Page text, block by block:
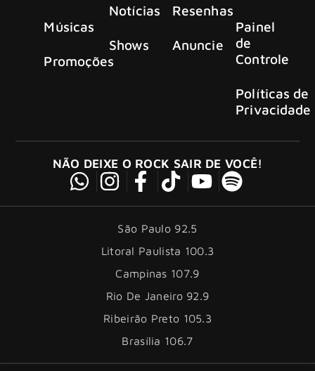
Músicas
Promoções
Notícias
Shows
Resenhas
Anuncie
Painel
de
Controle
Políticas de
Privacidade
NÃO DEIXE O ROCK SAIR DE VOCÊ!
São Paulo 92.5
Litoral Paulista 100.3
Campinas 107.9
Rio De Janeiro 92.9
Ribeirão Preto 105.3
Brasília 106.7